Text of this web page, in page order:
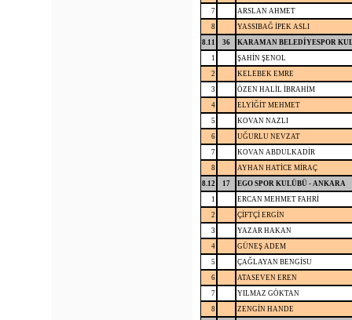
7
ARSLAN AHMET
8
YASSIBAĞ İPEK ASLI
8.11
36
KARAMAN BELEDİYESPOR
1
ŞAHİN ŞENOL
2
KELEBEK EMRE
3
ÖZEN HALİL İBRAHİM
4
ELYİĞİT MEHMET
5
KOVAN NAZLI
6
UĞURLU NEVZAT
7
KOVAN ABDULKADİR
8
AYHAN HATİCE MİRAÇ
8.12
17
EGO SPOR KULÜBÜ - ANKARA
1
ERCAN MEHMET FAHRİ
2
ÇİFTÇİ ERGİN
3
YAZAR HAKAN
4
GÜNEŞ ADEM
5
ÇAĞLAYAN BENGİSU
6
ATASEVEN EREN
7
YILMAZ GÖKTAN
8
ZENGİN HANDE